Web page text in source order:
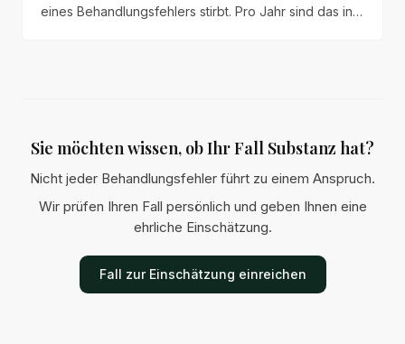
eines Behandlungsfehlers stirbt. Pro Jahr sind das in
Sie möchten wissen, ob Ihr Fall Substanz hat?
Nicht jeder Behandlungsfehler führt zu einem Anspruch.
Wir prüfen Ihren Fall persönlich und geben Ihnen eine
ehrliche Einschätzung.
Fall zur Einschätzung einreichen